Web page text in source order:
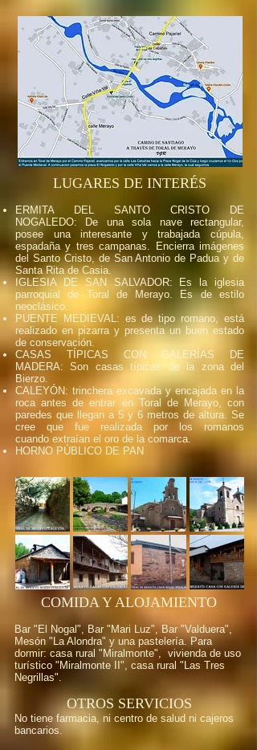
LUGARES DE INTERÉS
ERMITA DEL SANTO CRISTO DE
NOGALEDO: De una sola nave rectangular,
posee una interesante y trabajada cúpula,
espadaña y tres campanas. Encierra imágenes
del Santo Cristo, de San Antonio de Padua y de
Santa Rita de Casia.
IGLESIA DE SAN SALVADOR: Es la iglesia
parroquial de Toral de Merayo. Es de estilo
neoclásico.
PUENTE MEDIEVAL: es de tipo romano, está
realizado en pizarra y presenta un buen estado
de conservación.
CASAS TÍPICAS CON GALERÍAS DE
MADERA: Son casas típicas de la zona del
Bierzo.
CALEYÓN: trinchera excavada y encajada en la
roca antes de entrar en Toral de Merayo, con
paredes que llegan a 5 y 6 metros de altura. Se
cree que fue realizada por los romanos
cuando extraían el oro de la comarca.
HORNO PÚBLICO DE PAN
COMIDA Y ALOJAMIENTO
Bar "El Nogal", Bar "Mari Luz", Bar "Valduera",
Mesón "La Alondra" y una pastelería.​ Para
dormir: casa rural "Miralmonte", vivienda de uso
turístico "Miralmonte II", casa rural "Las Tres
Negrillas".
OTROS SERVICIOS
No tiene farmacia, ni centro de salud ni cajeros
bancarios.